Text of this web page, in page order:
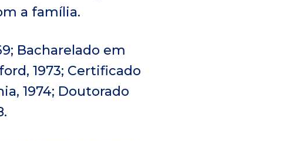
a família.
Bacharelado em
1973; Certificado
1974; Doutorado